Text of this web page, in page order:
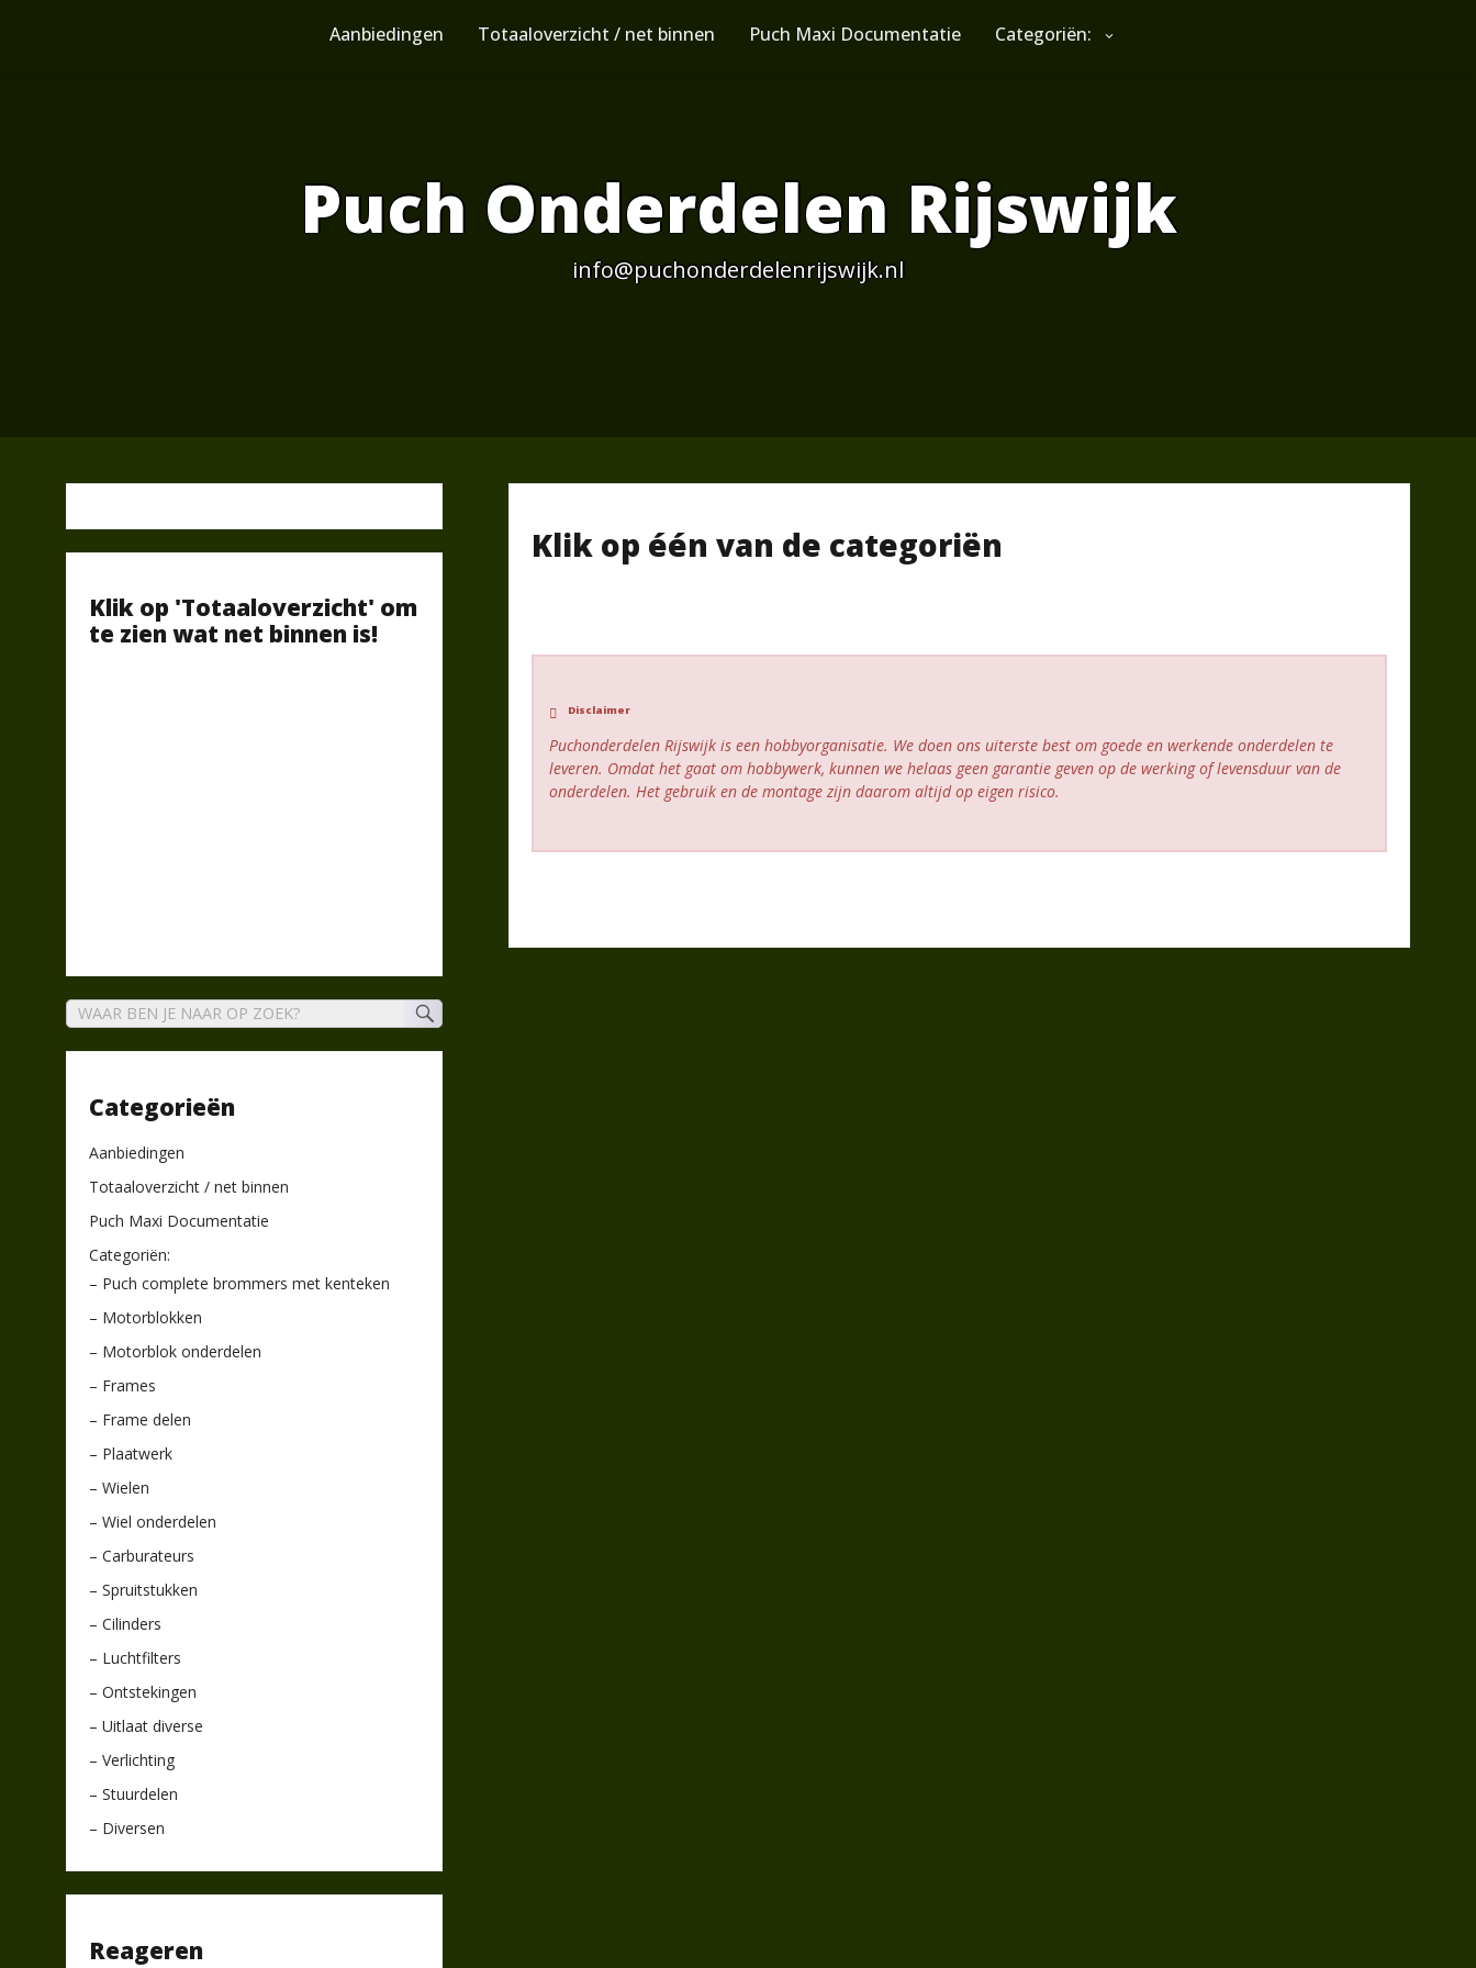
Aanbiedingen Totaaloverzicht / net binnen Puch Maxi Documentatie Categoriën:
Puch Onderdelen Rijswijk
info@puchonderdelenrijswijk.nl
Klik op één van de categoriën
Disclaimer
Puchonderdelen Rijswijk is een hobbyorganisatie. We doen ons uiterste best om goede en werkende onderdelen te
leveren. Omdat het gaat om hobbywerk, kunnen we helaas geen garantie geven op de werking of levensduur van de
onderdelen. Het gebruik en de montage zijn daarom altijd op eigen risico.
Klik op 'Totaaloverzicht' om
te zien wat net binnen is!
Categorieën
Aanbiedingen
Totaaloverzicht / net binnen
Puch Maxi Documentatie
Categoriën:
– Puch complete brommers met kenteken
– Motorblokken
– Motorblok onderdelen
– Frames
– Frame delen
– Plaatwerk
– Wielen
– Wiel onderdelen
– Carburateurs
– Spruitstukken
– Cilinders
– Luchtfilters
– Ontstekingen
– Uitlaat diverse
– Verlichting
– Stuurdelen
– Diversen
Reageren